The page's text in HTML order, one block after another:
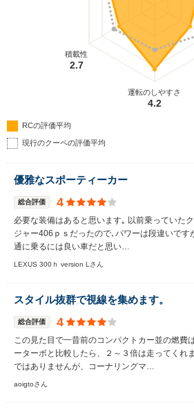
運転のしやすさ
4.2
積載性
2.7
RCの評価平均
現行のクーペの評価平均
優雅なスポーティーカー
総合評価 4
必要な装備はあると思います｡ 以前乗っていた
ジャー406ｐｓだったので､パワーは段違いです
通に乗るには良い車だと思い…
LEXUS 300ｈ version Lさん
スタイル抜群で視線を集めます。
総合評価 4
この見た目で一昔前のコンパクトカー並の燃費
ーターボと比較したら、２～３倍は走ってくれ
ではありませんが、コーナリングマ…
aoigtoさん